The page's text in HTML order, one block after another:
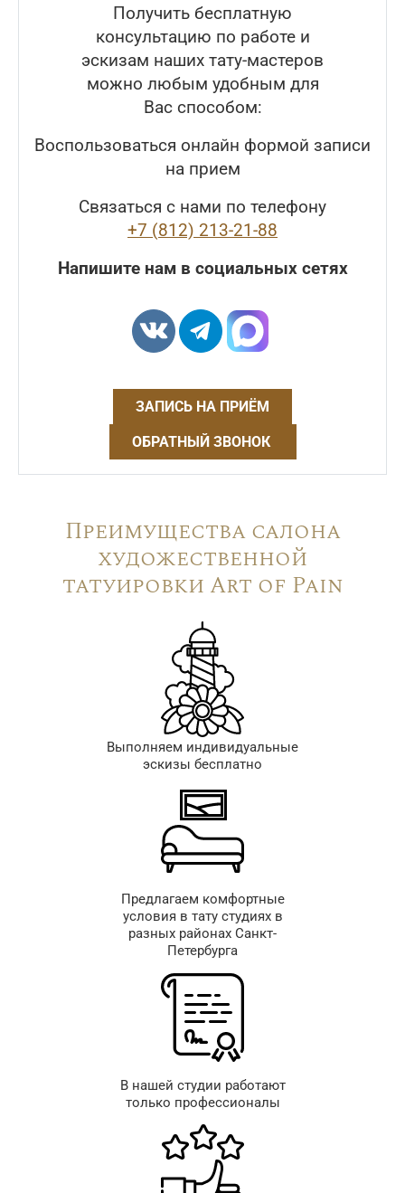
Получить бесплатную
консультацию по работе и
эскизам наших тату-мастеров
можно любым удобным для
Вас способом:
Воспользоваться онлайн формой записи
на прием
Связаться с нами по телефону
+7 (812) 213-21-88
Напишите нам в социальных сетях
ЗАПИСЬ НА ПРИЁМ
ОБРАТНЫЙ ЗВОНОК
Преимущества салона
художественной
татуировки Art of Pain
Выполняем индивидуальные
эскизы бесплатно
Предлагаем комфортные
условия в тату студиях в
разных районах Санкт-
Петербурга
В нашей студии работают
только профессионалы